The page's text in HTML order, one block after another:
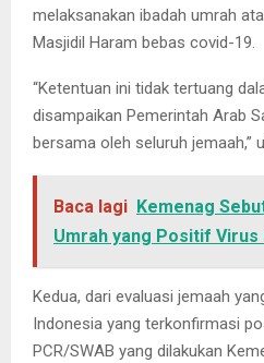
melaksanakan ibadah umrah
Masjidil Haram bebas covid-19.
“Ketentuan ini tidak tertuang
disampaikan Pemerintah Arab
bersama oleh seluruh jemaah,”
Baca lagi Kemenag
Umrah yang Positif Virus
Kedua, dari evaluasi jemaah
Indonesia yang terkonfirmasi
PCR/SWAB yang dilakukan